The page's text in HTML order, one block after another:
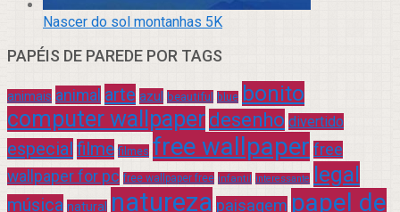
Nascer do sol montanhas 5K
PAPÉIS DE PAREDE POR TAGS
animais animal arte azul beautiful blue bonito
computer wallpaper desenho divertido
especial filme filmes free wallpaper free
wallpaper for pc free wallpaper free infantil interessante legal
música natural natureza paisagem papel de